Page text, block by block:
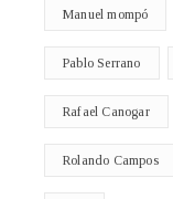
Manuel mompó
Pablo Serrano
Rafael Canogar
Rolando Campos